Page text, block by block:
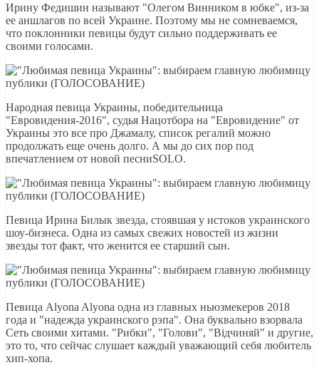
Ирину Федишин называют "Олегом Винником в юбке", из-за
ее аншлагов по всей Украине. Поэтому мы не сомневаемся,
что поклонники певицы будут сильно поддерживать ее
своими голосами.
Народная певица Украины, победительница
"Евровидения-2016", судья Нацотбора на "Евровидение" от
Украины это все про Джамалу, список регалий можно
продолжать еще очень долго. А мы до сих пор под
впечатлением от новой песниSOLO.
Певица Ирина Билык звезда, стоявшая у истоков украинского
шоу-бизнеса. Одна из самых свежих новостей из жизни
звезды тот факт, что женится ее старший сын.
Певица Alyona Alyona одна из главных ньюзмекеров 2018
года и "надежда украинского рэпа". Она буквально взорвала
Сеть своими хитами. "Рибки", "Голови", "Відчиняй" и другие,
это то, что сейчас слушает каждый уважающий себя любитель
хип-хопа.